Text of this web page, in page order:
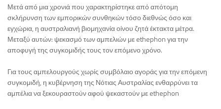
Μετά από μια χρονιά που χαρακτηρίστηκε από απότομη
σκλήρυνση των εμπορικών συνθηκών τόσο διεθνώς όσο και
εγχώρια, η αυστραλιανή βιομηχανία οίνου ζητά έκτακτα μέτρα.
Μεταξύ αυτών: ψεκασμό των αμπελιών με ethephon για την
αποφυγή της συγκομιδής τους τον επόμενο χρόνο.
Για τους αμπελουργούς χωρίς συμβόλαιο αγοράς για την επόμενη
συγκομιδή, η κυβέρνηση της Νότιας Αυστραλίας ενθαρρύνει τα
αμπέλια να ξεκουραστούν αφού ψεκαστούν με ethephon